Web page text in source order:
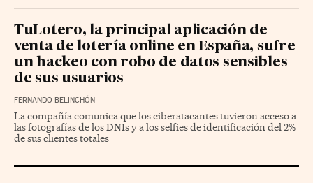
TuLotero, la principal aplicación de
venta de lotería online en España, sufre
un hackeo con robo de datos sensibles
de sus usuarios
FERNANDO BELINCHÓN
La compañía comunica que los ciberatacantes tuvieron acceso a
las fotografías de los DNIs y a los selfies de identificación del 2%
de sus clientes totales